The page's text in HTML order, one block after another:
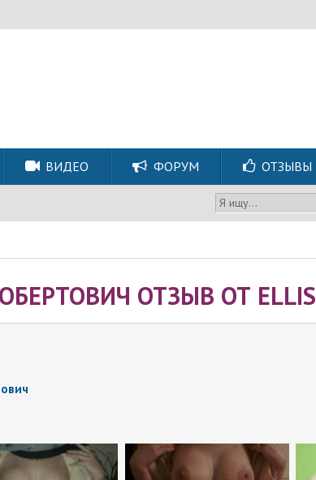
ВИДЕО ФОРУМ ОТЗЫВЫ
Я ищу...
ОТЗЫВ ОТ ELLIS